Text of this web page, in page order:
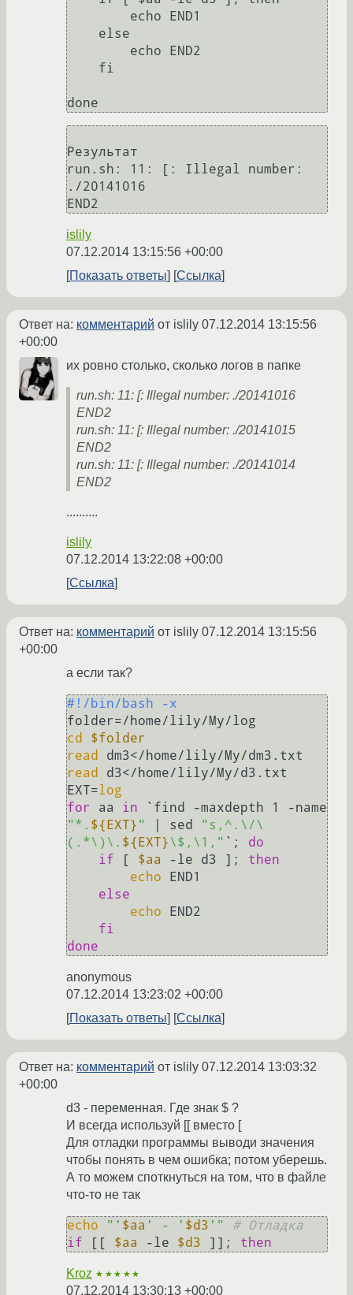
done
Результат
run.sh: 11: [: Illegal number:
./20141016
END2
islily
07.12.2014 13:15:56 +00:00
Показать ответы
Ссылка
Ответ на: комментарий от islily 07.12.2014 13:15:56
+00:00
их ровно столько, сколько логов в папке
run.sh: 11: [: Illegal number: ./20141016
END2
run.sh: 11: [: Illegal number: ./20141015
END2
run.sh: 11: [: Illegal number: ./20141014
END2
..........
islily
07.12.2014 13:22:08 +00:00
Ссылка
Ответ на: комментарий от islily 07.12.2014 13:15:56
+00:00
а если так?
#!/bin/bash -x
cd
$folder
read
read
d3</home/lily/My/d3.txt
EXT=log
for
aa in
`find -maxdepth 1 -name
"*. ${EXT} " | sed
"s,^.\/\
(.*\)\. ${EXT} \$,\1," `; do
if [ $aa -le d3 ]; then
echo END1
else
echo END2
fi
done
anonymous
07.12.2014 13:23:02 +00:00
Показать ответы
Ссылка
Ответ на: комментарий от islily 07.12.2014 13:03:32
+00:00
d3 - переменная. Где знак $ ?
И всегда используй [[ вместо [
Для отладки программы выводи значения
чтобы понять в чем ошибка; потом уберешь.
А то можем споткнуться на том, что в файле
что-то не так
echo "' $aa ' - ' $d3 '"
# Отладка
if [[ $aa -le $d3 ]]; then
Kroz ★★★★★
07.12.2014 13:30:13 +00:00